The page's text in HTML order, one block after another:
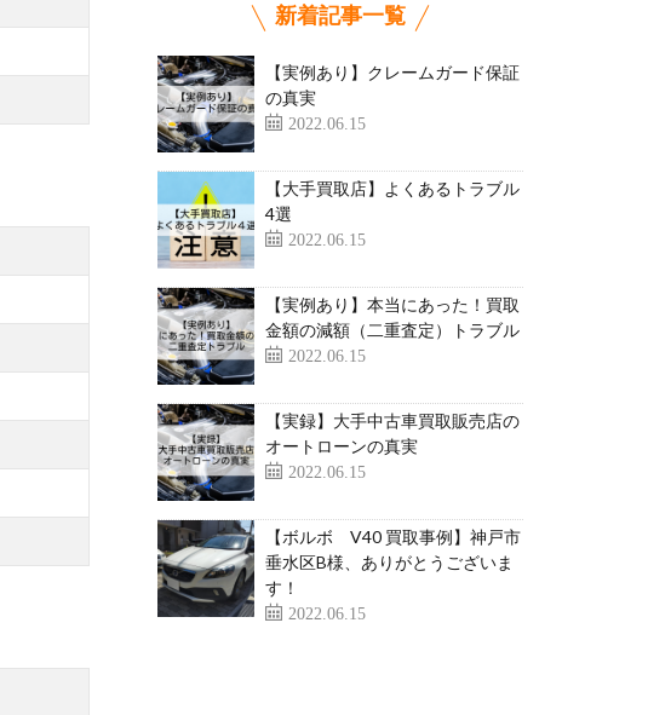
新着記事一覧
【実例あり】クレームガード保証
の真実
2022.06.15
【大手買取店】よくあるトラブル
4選
2022.06.15
【実例あり】本当にあった！買取
金額の減額（二重査定）トラブル
2022.06.15
【実録】大手中古車買取販売店の
オートローンの真実
2022.06.15
【ボルボ V40 買取事例】神戸市
垂水区B様、ありがとうございま
す！
2022.06.15